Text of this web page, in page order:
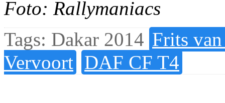
Foto: Rallymaniacs
Tags: Dakar 2014 Frits
Vervoort DAF CF T4